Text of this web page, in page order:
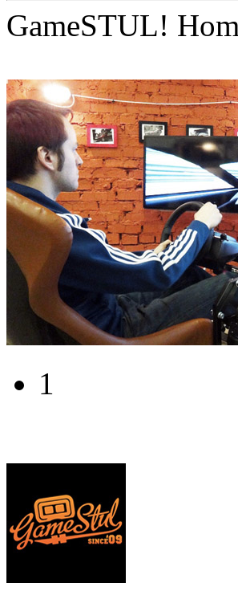
GameSTUL!
1